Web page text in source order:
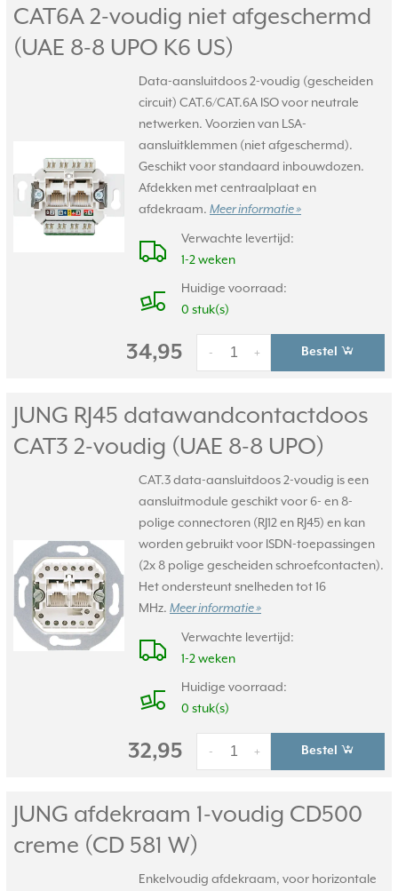
CAT6A 2-voudig niet afgeschermd
(UAE 8-8 UPO K6 US)
Data-aansluitdoos 2-voudig (gescheiden
circuit) CAT.6/CAT.6A ISO voor neutrale
netwerken. Voorzien van LSA-
aansluitklemmen (niet afgeschermd).
Geschikt voor standaard inbouwdozen.
Afdekken met centraalplaat en
afdekraam. Meer informatie »
Verwachte levertijd:
1-2 weken
Huidige voorraad:
0 stuk(s)
34,95 +
- Bestel
JUNG RJ45 datawandcontactdoos
CAT3 2-voudig (UAE 8-8 UPO)
CAT.3 data-aansluitdoos 2-voudig is een
aansluitmodule geschikt voor 6- en 8-
polige connectoren (RJ12 en RJ45) en kan
worden gebruikt voor ISDN-toepassingen
(2x 8 polige gescheiden schroefcontacten).
Het ondersteunt snelheden tot 16
MHz. Meer informatie »
Verwachte levertijd:
1-2 weken
Huidige voorraad:
0 stuk(s)
32,95 +
- Bestel
JUNG afdekraam 1-voudig CD500
creme (CD 581 W)
Enkelvoudig afdekraam, voor horizontale